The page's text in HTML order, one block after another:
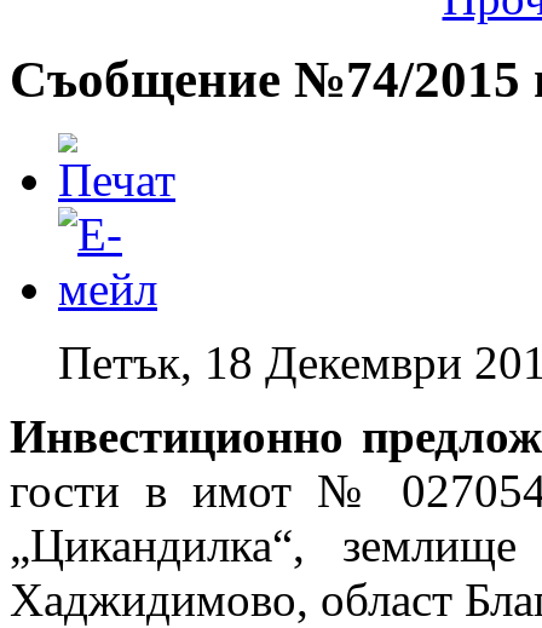
Съобщение №74/2015
Петък, 18 Декември
Инвестиционно
гости в имот №
„Цикандилка“,
Хаджидимово, област